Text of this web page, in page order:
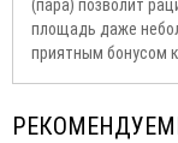
(пара) позволит
площадь даже
приятным бонусом